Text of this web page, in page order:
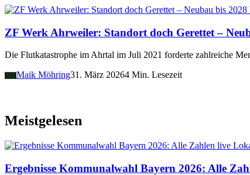
ZF Werk Ahrweiler: Standort doch Gerettet –
Die Flutkatastrophe im Ahrtal im Juli 2021 forderte zahlreiche
MM Maik Möhring31. März 20264 Min. Lesezeit
Meistgelesen
Ergebnisse Kommunalwahl Bayern 2026: Alle